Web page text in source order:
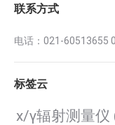
联系方式
电话：021-60513655
标签云
x/γ辐射测量仪